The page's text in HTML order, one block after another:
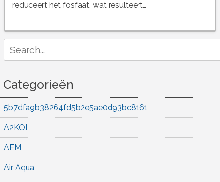
reduceert het fosfaat, wat resulteert…
for:
Categorieën
5b7dfa9b38264fd5b2e5ae0d93bc8161
A2KOI
AEM
Air Aqua